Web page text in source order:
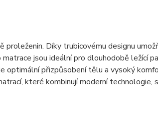
proleženin. Díky trubicovému designu
jsou ideální pro dlouhodobě ležící
optimální přizpůsobení tělu a vysoký
které kombinují moderní